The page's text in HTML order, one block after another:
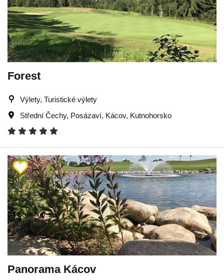
Forest
Výlety, Turistické výlety
Střední Čechy, Posázaví, Kácov, Kutnohorsko
Panorama Kácov